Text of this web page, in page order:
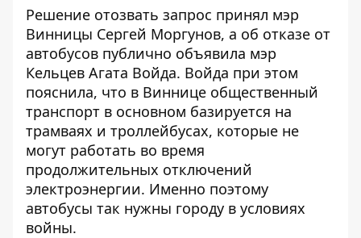
Решение отозвать запрос принял мэр
Винницы Сергей Моргунов, а об отказе от
автобусов публично объявила мэр
Кельцев Агата Войда. Войда при этом
пояснила, что в Виннице общественный
транспорт в основном базируется на
трамваях и троллейбусах, которые не
могут работать во время
продолжительных отключений
электроэнергии. Именно поэтому
автобусы так нужны городу в условиях
войны.